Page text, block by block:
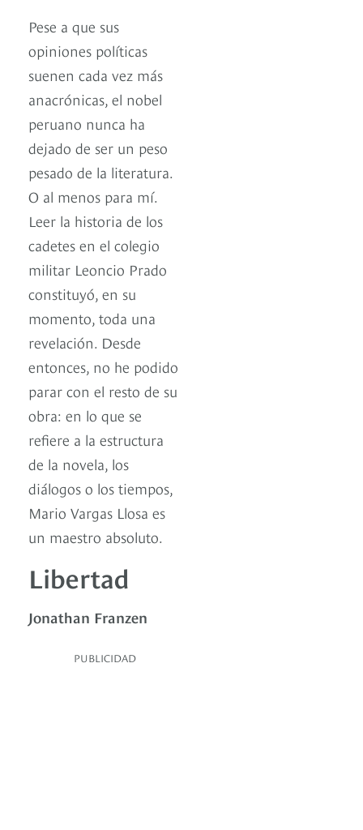
Pese a que sus
opiniones políticas
suenen cada vez más
anacrónicas, el nobel
peruano nunca ha
dejado de ser un peso
pesado de la literatura.
O al menos para mí.
Leer la historia de los
cadetes en el colegio
militar Leoncio Prado
constituyó, en su
momento, toda una
revelación. Desde
entonces, no he podido
parar con el resto de su
obra: en lo que se
refiere a la estructura
de la novela, los
diálogos o los tiempos,
Mario Vargas Llosa es
un maestro absoluto.
Libertad
Jonathan Franzen
PUBLICIDAD